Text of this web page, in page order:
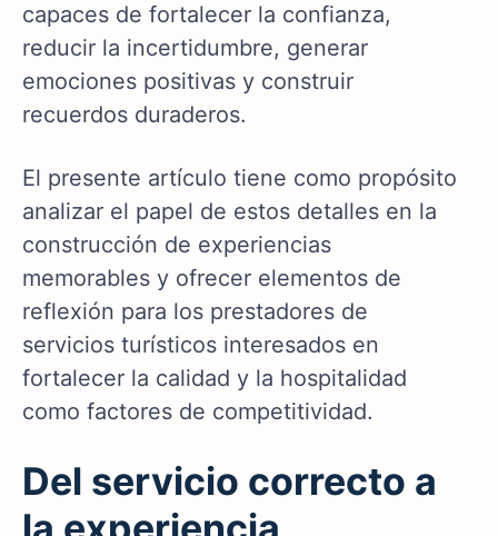
capaces de fortalecer la confianza,
reducir la incertidumbre, generar
emociones positivas y construir
recuerdos duraderos.
El presente artículo tiene como propósito
analizar el papel de estos detalles en la
construcción de experiencias
memorables y ofrecer elementos de
reflexión para los prestadores de
servicios turísticos interesados en
fortalecer la calidad y la hospitalidad
como factores de competitividad.
Del servicio correcto a